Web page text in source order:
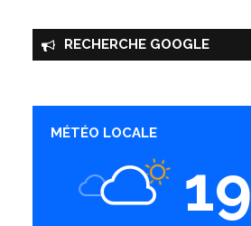
RECHERCHE GOOGLE
MÉTÉO LOCALE
19